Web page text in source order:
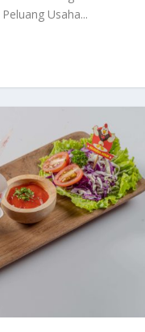
Usaha...